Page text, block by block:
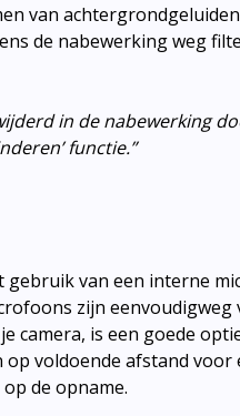
van
de nabewerking weg
in de nabewerking
functie.”
van een interne
zijn
camera, is een goede
voldoende afstand voor
de opname.